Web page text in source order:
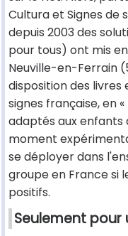
Cultura et Signes de
depuis 2003 des
pour tous) ont mis
Neuville-en-Ferrain
disposition des livres
signes française, en
adaptés aux enfants
moment
se déployer dans
groupe en France si
positifs.
Seulement pour